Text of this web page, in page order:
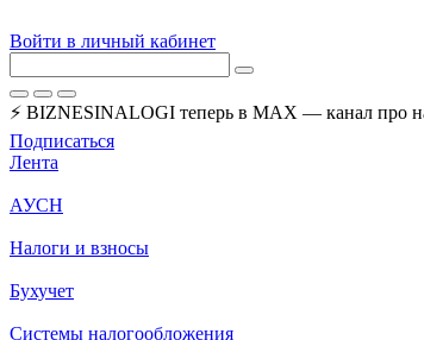
Войти в личный кабинет
⚡ BIZNESINALOGI теперь в MAX — канал про
Подписаться
Лента
АУСН
Налоги и взносы
Бухучет
Системы налогообложения